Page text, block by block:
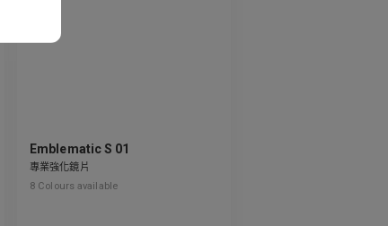
Emblematic S 01
專業強化鏡片
8 Colours available